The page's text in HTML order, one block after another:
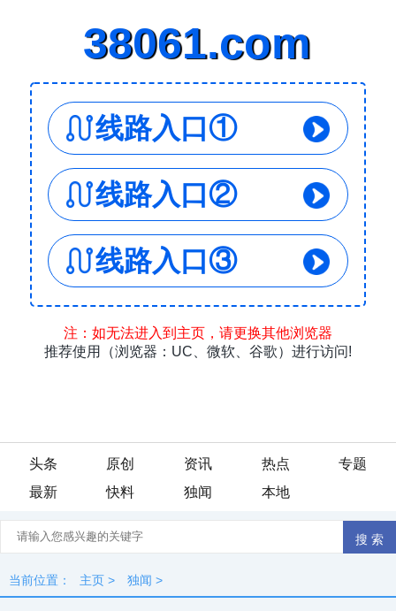
头条 原创 资讯 热点
专题
最新
快料 独闻 本地
当前位置： 主页 > 独闻 >